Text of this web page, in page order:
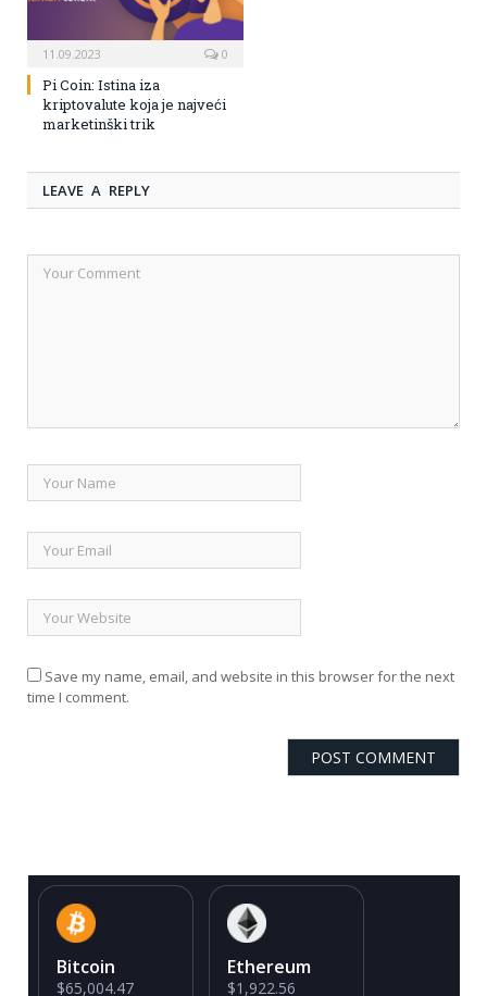
11.09.2023 0
Pi Coin: Istina iza
kriptovalute koja je najveći
marketinški trik
LEAVE A REPLY
Save my name, email, and website in this browser for the next
time I comment.
Bitcoin
$65,004.47
Ethereum
$1,922.56